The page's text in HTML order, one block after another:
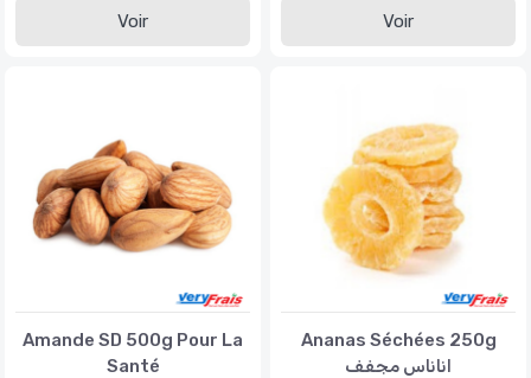
Voir Voir
Amande SD 500g Pour La
Santé
Ananas Séchées 250g
اناناس مجفف